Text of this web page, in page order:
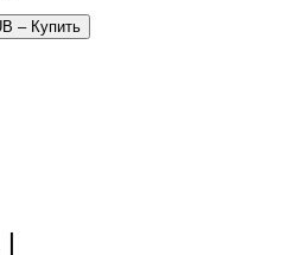
– Купить